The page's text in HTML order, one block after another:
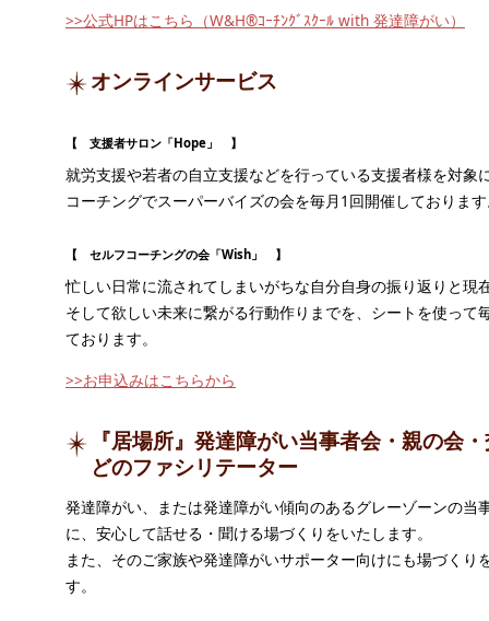
>>公式HPはこちら（W&H®ｺｰﾁﾝｸﾞｽｸｰﾙ with 発達障がい）
オンラインサービス
【 支援者サロン「Hope」 】
就労支援や若者の自立支援などを行っている支援者様を対象
コーチングでスーパーバイズの会を毎月1回開催しておりま
【 セルフコーチングの会「Wish」 】
忙しい日常に流されてしまいがちな自分自身の振り返りと現
そして欲しい未来に繋がる行動作りまでを、シートを使って
ております。
>>お申込みはこちらから
『居場所』発達障がい当事者会・親の会
どのファシリテーター
発達障がい、または発達障がい傾向のあるグレーゾーンの当
に、安心して話せる・聞ける場づくりをいたします。
また、そのご家族や発達障がいサポーター向けにも場づくり
す。